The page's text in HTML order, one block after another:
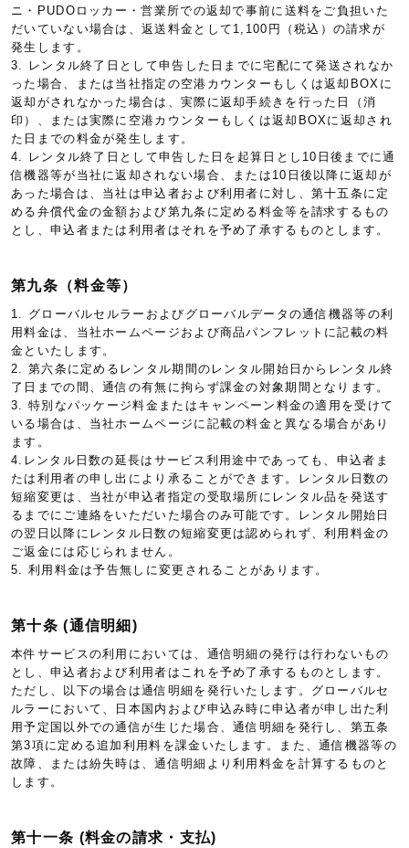
ニ・PUDOロッカー・営業所での返却で事前に送料をご負担いた
だいていない場合は、返送料金として1,100円（税込）の請求が
発生します。
3. レンタル終了日として申告した日までに宅配にて発送されなか
った場合、または当社指定の空港カウンターもしくは返却BOXに
返却がされなかった場合は、実際に返却手続きを行った日（消
印）、または実際に空港カウンターもしくは返却BOXに返却され
た日までの料金が発生します。
4. レンタル終了日として申告した日を起算日とし10日後までに通
信機器等が当社に返却されない場合、または10日後以降に返却が
あった場合は、当社は申込者および利用者に対し、第十五条に定
める弁償代金の金額および第九条に定める料金等を請求するもの
とし、申込者または利用者はそれを予め了承するものとします。
第九条（料金等）
1. グローバルセルラーおよびグローバルデータの通信機器等の利
用料金は、当社ホームページおよび商品パンフレットに記載の料
金といたします。
2. 第六条に定めるレンタル期間のレンタル開始日からレンタル終
了日までの間、通信の有無に拘らず課金の対象期間となります。
3. 特別なパッケージ料金またはキャンペーン料金の適用を受けて
いる場合は、当社ホームページに記載の料金と異なる場合があり
ます。
4.レンタル日数の延長はサービス利用途中であっても、申込者ま
たは利用者の申し出により承ることができます。レンタル日数の
短縮変更は、当社が申込者指定の受取場所にレンタル品を発送す
るまでにご連絡をいただいた場合のみ可能です。レンタル開始日
の翌日以降にレンタル日数の短縮変更は認められず、利用料金の
ご返金には応じられません。
5. 利用料金は予告無しに変更されることがあります。
第十条 (通信明細)
本件サービスの利用においては、通信明細の発行は行わないもの
とし、申込者および利用者はこれを予め了承するものとします。
ただし、以下の場合は通信明細を発行いたします。グローバルセ
ルラーにおいて、日本国内および申込み時に申込者が申し出た利
用予定国以外での通信が生じた場合、通信明細を発行し、第五条
第3項に定める追加利用料を課金いたします。また、通信機器等の
故障、または紛失時は、通信明細より利用料金を計算するものと
します。
第十一条 (料金の請求・支払)